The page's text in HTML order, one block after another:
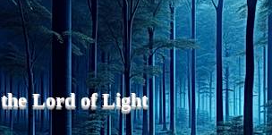
the Lord of Light